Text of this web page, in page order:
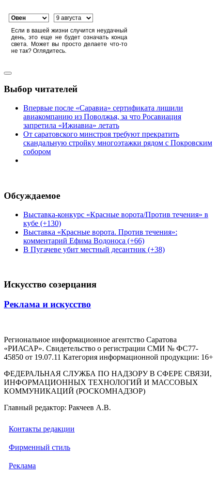
Если в вашей жизни случится неудачный
день, это еще не будет означать конца
света. Может вы просто делаете что-то
не так? Оглядитесь.
Выбор читателей
Впервые после «Саравиа» сертификата лишили
авиакомпанию из Поволжья, за что Росавиация
запретила «Ижиавиа» летать
От саратовского минстроя требуют прекратить
скандальную стройку многоэтажки рядом с Покровским
собором
Обсуждаемое
Выставка-конкурс «Красные ворота/Против течения» в
кубе (+130)
Выставка «Красные ворота. Против течения»:
комментарий Ефима Водоноса (+66)
В Пугачеве убит местный десантник (+38)
Искусство созерцания
Реклама и искусство
Региональное информационное агентство Саратова
«РИАСАР». Свидетельство о регистрации СМИ № ФС77-
45850 от 19.07.11 Категория информационной продукции: 16+
ФЕДЕРАЛЬНАЯ СЛУЖБА ПО НАДЗОРУ В СФЕРЕ СВЯЗИ,
ИНФОРМАЦИОННЫХ ТЕХНОЛОГИЙ И МАССОВЫХ
КОММУНИКАЦИЙ (РОСКОМНАДЗОР)
Главный редактор: Ракчеев А.В.
Контакты редакции
Фирменный стиль
Реклама